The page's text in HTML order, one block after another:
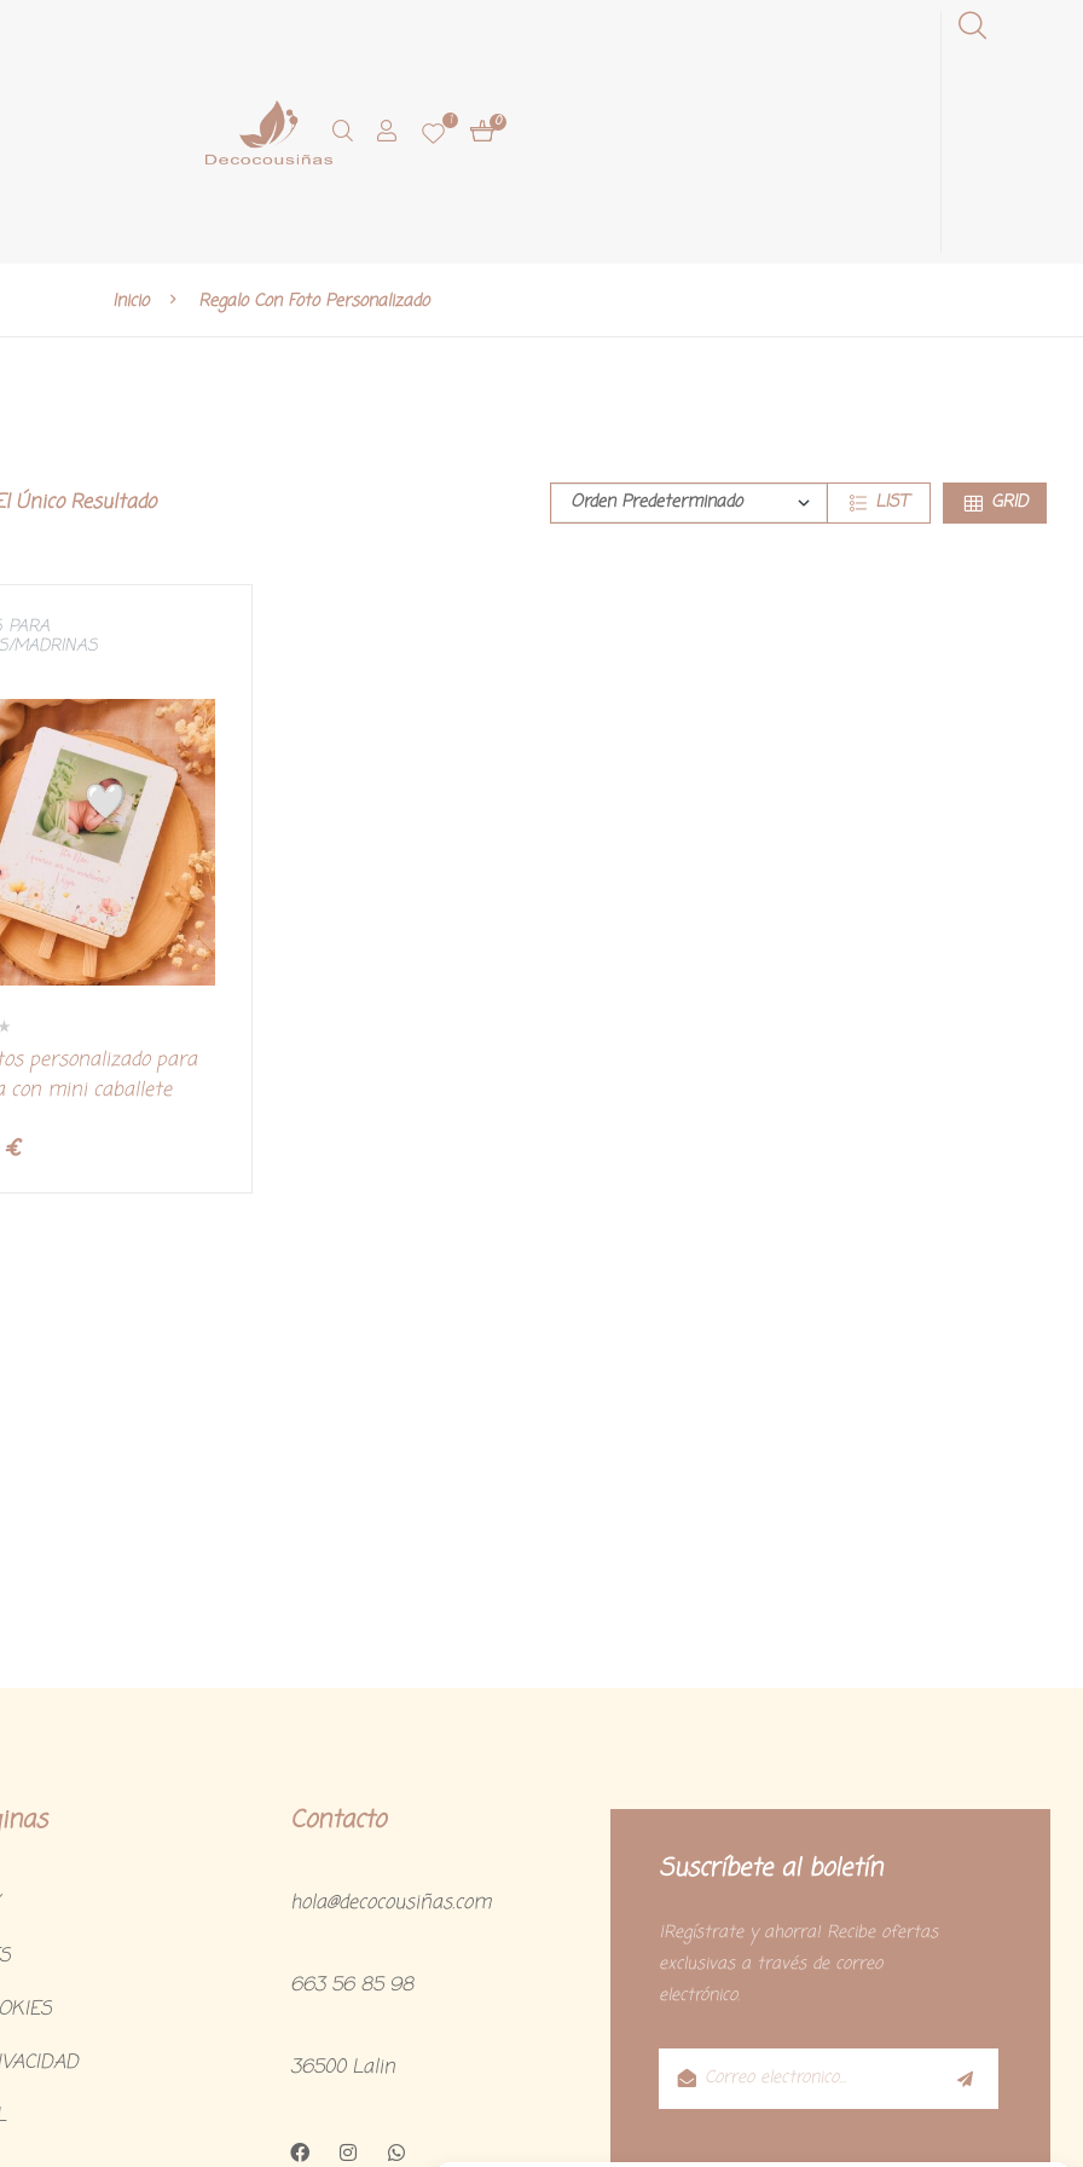
1 0
Inicio Regalo Con Foto Personalizado
Único Resultado LIST GRID
PARA
MADRINAS
personalizado para
con mini caballete
€
Contacto
hola@decocousiñas.com
663 56 85 98
36500 Lalin
Suscríbete al boletín
¡Regístrate y ahorra! Recibe ofertas
exclusivas a través de correo
electrónico.